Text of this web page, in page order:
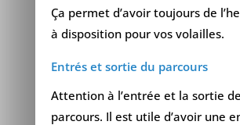
Ça permet d’avoir toujours de
à disposition pour vos volailles.
Entrés et sortie du parcours
Attention à l’entrée et la sortie
parcours. Il est utile d’avoir une